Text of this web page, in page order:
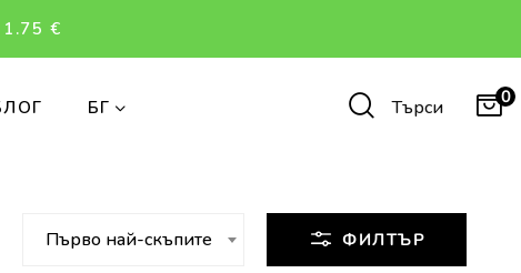
€
БГ Търси 0
Първо най-скъпите ФИЛТЪР